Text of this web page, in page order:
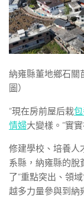
納雍縣董地鄉石關
圖）
“現在房前屋后栽
情婦大變樣。”實
修建學校、培養
系縣，納雍縣的脫
了“重點突出、領
越多力量參與到納